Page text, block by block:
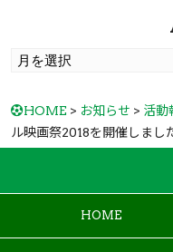
HOME > お知らせ > 活動
ル映画祭2018を開催しまし
HOME